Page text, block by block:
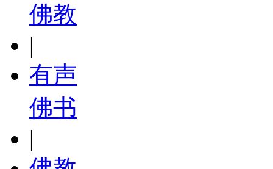
佛教
|
有声
佛书
|